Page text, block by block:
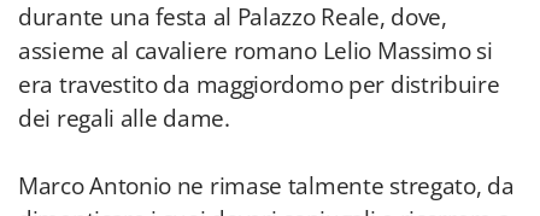
durante una festa al Palazzo Reale, dove,
assieme al cavaliere romano Lelio Massimo si
era travestito da maggiordomo per distribuire
dei regali alle dame.
Marco Antonio ne rimase talmente stregato, da